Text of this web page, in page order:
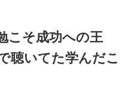
こそ成功への王
聴いてた学んだこ